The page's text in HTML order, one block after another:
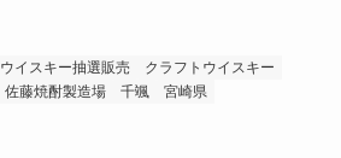
ウイスキー抽選販売
クラフトウイスキー
佐藤焼酎製造場 千颯
宮崎県